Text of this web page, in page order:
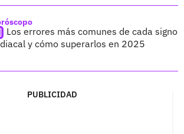
Los errores más comunes de cada signo
y cómo superarlos en 2025
PUBLICIDAD